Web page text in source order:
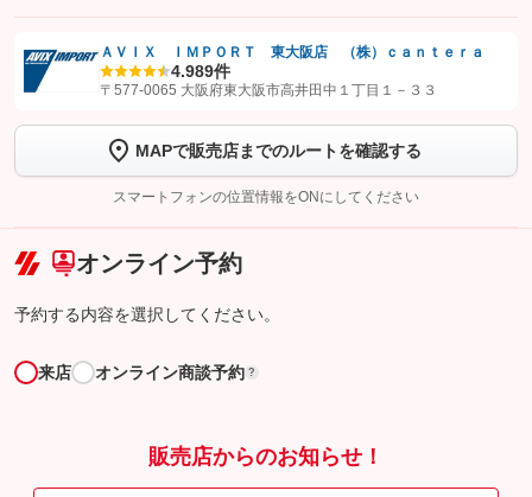
【STEP1】
認証画面でグーネットを友だち追加してから「許可する」ボタンを押
トーク画面で
ボタンをタップして問い合わせを
完了してください。
こちら
ＡＶＩＸ ＩＭＰＯＲＴ 東大阪店 （株）ｃａｎｔｅｒａ
4.989件
〒577-0065 大阪府東大阪市高井田中１丁目１－３３
MAPで販売店までのルートを確認する
スマートフォンの位置情報をONにしてください
オンライン予約
予約する内容を選択してください。
来店 オンライン商談予約 ?
販売店からのお知らせ！